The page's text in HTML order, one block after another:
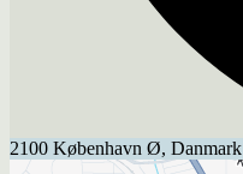
2100 København Ø, Danmark